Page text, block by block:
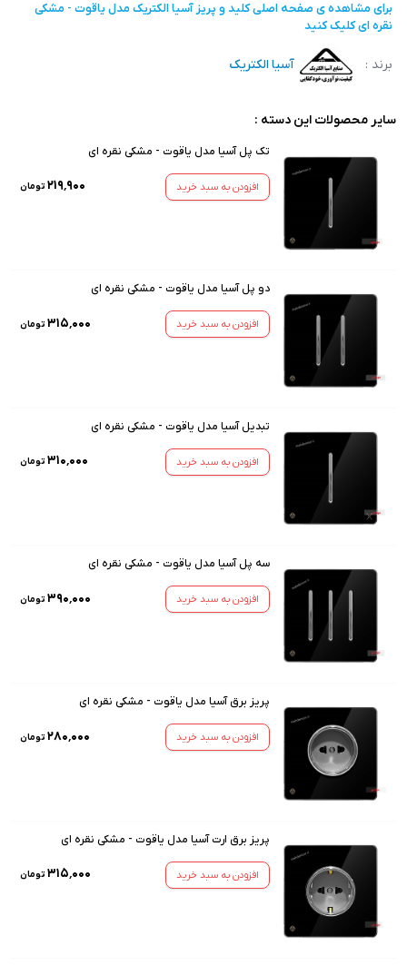
برای مشاهده ی صفحه اصلیکلید و پریز آسیا الکتریک مدل یاقوت - مشکی
نقره ایکلیک کنید
برند : آسیا الکتریک
سایر محصولات این دسته :
تک پل آسیا مدل یاقوت - مشکی نقره ای
افزودن به سبد خرید ۲۱۹٬۹۰۰ تومان
دو پل آسیا مدل یاقوت - مشکی نقره ای
افزودن به سبد خرید ۳۱۵٬۰۰۰ تومان
تبدیل آسیا مدل یاقوت - مشکی نقره ای
افزودن به سبد خرید ۳۱۰٬۰۰۰ تومان
سه پل آسیا مدل یاقوت - مشکی نقره ای
افزودن به سبد خرید ۳۹۰٬۰۰۰ تومان
پریز برق آسیا مدل یاقوت - مشکی نقره ای
افزودن به سبد خرید ۲۸۰٬۰۰۰ تومان
پریز برق ارت آسیا مدل یاقوت - مشکی نقره ای
افزودن به سبد خرید ۳۱۵٬۰۰۰ تومان